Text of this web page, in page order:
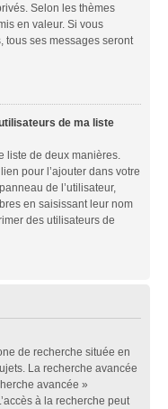
Selon les thèmes
en valeur. Si vous
tous ses messages seront
de ma liste
liste de deux manières.
pour l’ajouter dans votre
de l’utilisateur,
en saisissant leur nom
des utilisateurs de
de recherche située en
La recherche avancée
avancée »
à la recherche peut